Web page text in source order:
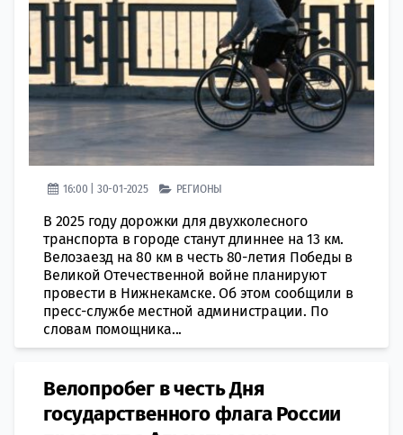
16:00 | 30-01-2025 РЕГИОНЫ
В 2025 году дорожки для двухколесного
транспорта в городе станут длиннее на 13 км.
Велозаезд на 80 км в честь 80-летия Победы в
Великой Отечественной войне планируют
провести в Нижнекамске. Об этом сообщили в
пресс-службе местной администрации. По
словам помощника...
Велопробег в честь Дня
государственного флага России